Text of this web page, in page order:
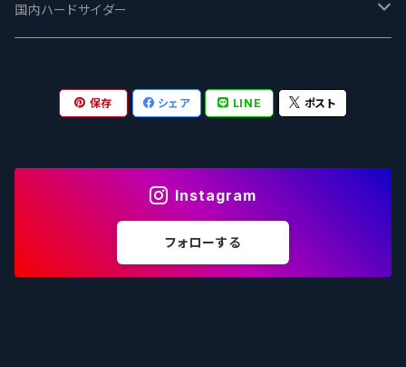
志賀高原ビール - SIGAKOGEN
箕面ビール - MINOH BEER
サンクトガーレン - Sankt Gallen
ウェストコーストブルーイング -WCB
FirestoneWalker ファイアストーン
Mikkeller ミッケラー
Hop Nation ホップネーション
Brewski ブリュースキー
The Flying Inn / ザ フライイング イン
Lambiek Fabriek - ファブリーク
Marble / マーブル
Buxton - バクストン
TAIHU - タイフー
Behemoth - ベヒーモス
CO-CONSPIRATORS コ・コンスピレーターズ
Deep Creek Brewing Co.
8 Wired エイトワイアード
Isthmus イスムス
Westbrook ウェストブルック
Strathcona ストラスコナ
ODIN BREWING オディン
Electric Bicycle エレクトリックバイシクル
Karmeliten カーメリテン
Früh フリュー
Plank プランク
Tucher トゥーハー
国内ハードサイダー
保存 シェア LINE ポスト
Instagram
フォローする